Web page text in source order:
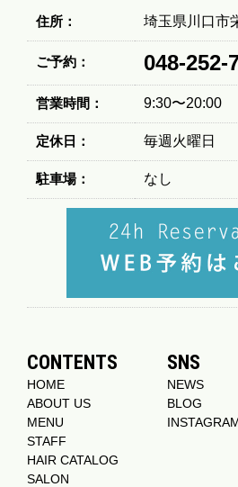
住所： 埼玉県川口市
ご予約： 048-252-
営業時間： 9:30〜20:00
定休日： 毎週火曜日
駐車場： なし
CONTENTS
HOME
ABOUT US
MENU
STAFF
HAIR CATALOG
SALON
SNS
NEWS
BLOG